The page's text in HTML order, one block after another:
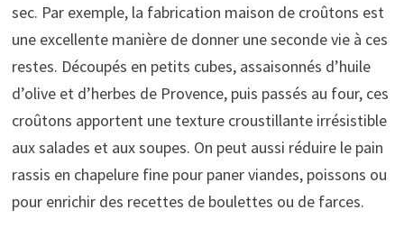
sec. Par exemple, la fabrication maison de croûtons est
une excellente manière de donner une seconde vie à ces
restes. Découpés en petits cubes, assaisonnés d’huile
d’olive et d’herbes de Provence, puis passés au four, ces
croûtons apportent une texture croustillante irrésistible
aux salades et aux soupes. On peut aussi réduire le pain
rassis en chapelure fine pour paner viandes, poissons ou
pour enrichir des recettes de boulettes ou de farces.